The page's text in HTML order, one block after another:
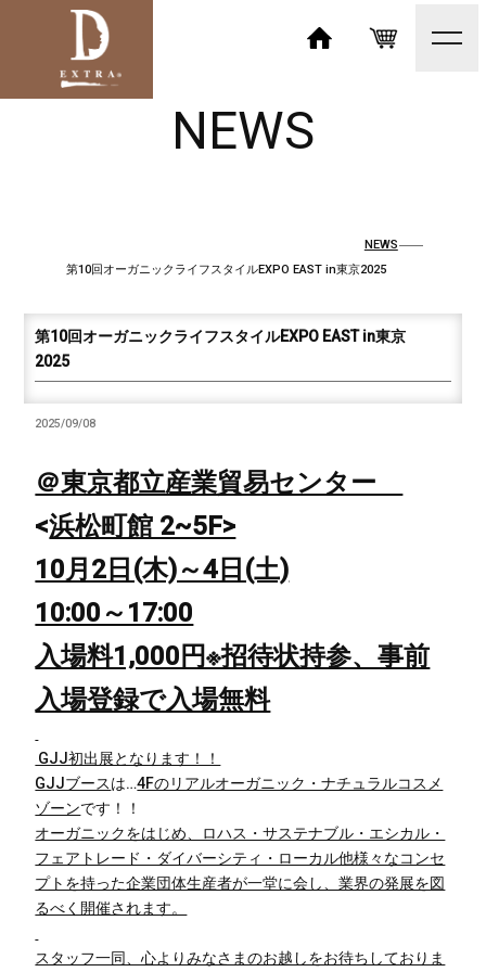
NEWS
NEWS
第10回オーガニックライフスタイルEXPO EAST in東京2025
第10回オーガニックライフスタイルEXPO EAST in東京
2025
2025/09/08
＠東京都立産業貿易センター
<浜松町館 2~5F>
10月2日(木)～4日(土)
10:00～17:00
入場料1,000円※招待状持参、事前
入場登録で入場無料
GJJ初出展となります！！
GJJブースは…4Fのリアルオーガニック・ナチュラルコスメ
ゾーンです！！
オーガニックをはじめ、ロハス・サステナブル・エシカル・
フェアトレード・ダイバーシティ・ローカル他様々なコンセ
プトを持った企業団体生産者が一堂に会し、業界の発展を図
るべく開催されます。
スタッフ一同、心よりみなさまのお越しをお待ちしておりま